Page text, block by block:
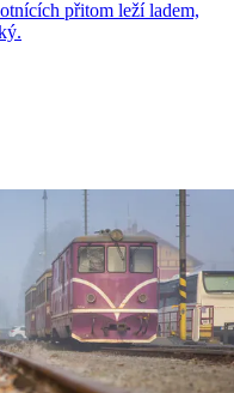
přitom leží ladem,